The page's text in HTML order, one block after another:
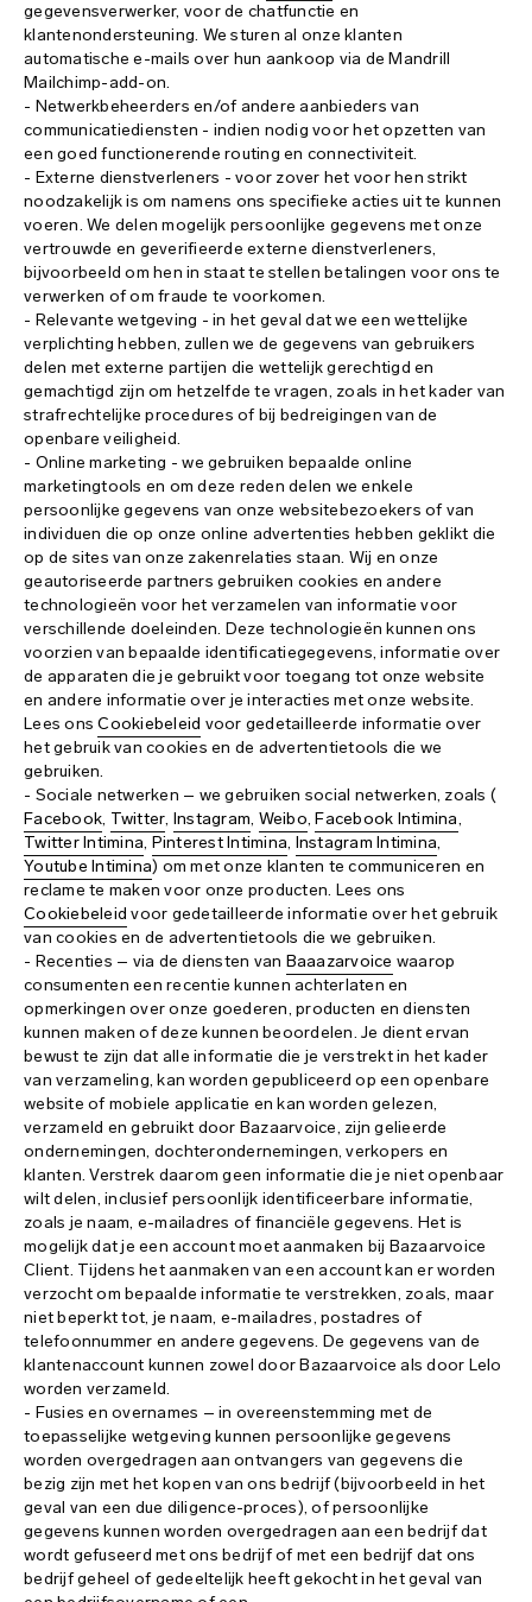
gegevensverwerker, voor de chatfunctie en
klantenondersteuning. We sturen al onze klanten
automatische e-mails over hun aankoop via de Mandrill
Mailchimp-add-on.
- Netwerkbeheerders en/of andere aanbieders van
communicatiediensten - indien nodig voor het opzetten van
een goed functionerende routing en connectiviteit.
- Externe dienstverleners - voor zover het voor hen strikt
noodzakelijk is om namens ons specifieke acties uit te kunnen
voeren. We delen mogelijk persoonlijke gegevens met onze
vertrouwde en geverifieerde externe dienstverleners,
bijvoorbeeld om hen in staat te stellen betalingen voor ons te
verwerken of om fraude te voorkomen.
- Relevante wetgeving - in het geval dat we een wettelijke
verplichting hebben, zullen we de gegevens van gebruikers
delen met externe partijen die wettelijk gerechtigd en
gemachtigd zijn om hetzelfde te vragen, zoals in het kader van
strafrechtelijke procedures of bij bedreigingen van de
openbare veiligheid.
- Online marketing - we gebruiken bepaalde online
marketingtools en om deze reden delen we enkele
persoonlijke gegevens van onze websitebezoekers of van
individuen die op onze online advertenties hebben geklikt die
op de sites van onze zakenrelaties staan. Wij en onze
geautoriseerde partners gebruiken cookies en andere
technologieën voor het verzamelen van informatie voor
verschillende doeleinden. Deze technologieën kunnen ons
voorzien van bepaalde identificatiegegevens, informatie over
de apparaten die je gebruikt voor toegang tot onze website
en andere informatie over je interacties met onze website.
Lees onsCookiebeleid voor gedetailleerde informatie over
het gebruik van cookies en de advertentietools die we
gebruiken.
- Sociale netwerken – we gebruiken social netwerken, zoals (
Facebook, Twitter, Instagram, Weibo,Facebook Intimina,
Twitter Intimina, Pinterest Intimina, Instagram Intimina,
Youtube Intimina) om met onze klanten te communiceren en
reclame te maken voor onze producten. Lees ons
Cookiebeleid voor gedetailleerde informatie over het gebruik
van cookies en de advertentietools die we gebruiken.
- Recenties – via de diensten van Baaazarvoice waarop
consumenten een recentie kunnen achterlaten en
opmerkingen over onze goederen, producten en diensten
kunnen maken of deze kunnen beoordelen. Je dient ervan
bewust te zijn dat alle informatie die je verstrekt in het kader
van verzameling, kan worden gepubliceerd op een openbare
website of mobiele applicatie en kan worden gelezen,
verzameld en gebruikt door Bazaarvoice, zijn gelieerde
ondernemingen, dochterondernemingen, verkopers en
klanten. Verstrek daarom geen informatie die je niet openbaar
wilt delen, inclusief persoonlijk identificeerbare informatie,
zoals je naam, e-mailadres of financiële gegevens. Het is
mogelijk dat je een account moet aanmaken bij Bazaarvoice
Client. Tijdens het aanmaken van een account kan er worden
verzocht om bepaalde informatie te verstrekken, zoals, maar
niet beperkt tot, je naam, e-mailadres, postadres of
telefoonnummer en andere gegevens. De gegevens van de
klantenaccount kunnen zowel door Bazaarvoice als door Lelo
worden verzameld.
- Fusies en overnames – in overeenstemming met de
toepasselijke wetgeving kunnen persoonlijke gegevens
worden overgedragen aan ontvangers van gegevens die
bezig zijn met het kopen van ons bedrijf (bijvoorbeeld in het
geval van een due diligence-proces), of persoonlijke
gegevens kunnen worden overgedragen aan een bedrijf dat
wordt gefuseerd met ons bedrijf of met een bedrijf dat ons
bedrijf geheel of gedeeltelijk heeft gekocht in het geval van